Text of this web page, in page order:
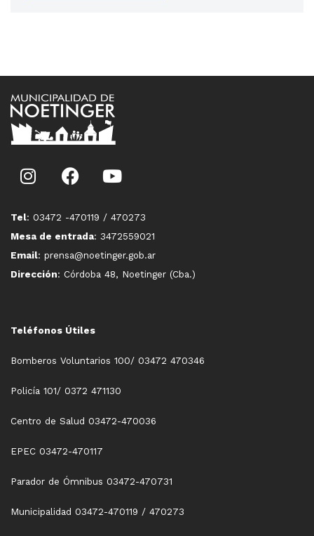
Tel: 03472 -470119 / 470273
Mesa de entrada: 3472559021
Email: prensa@noetinger.gob.ar
Dirección: Córdoba 48, Noetinger (Cba.)
Teléfonos Útiles
Bomberos Voluntarios 100/ 03472 470346
Policía 101/ 0372 471130
Centro de Salud 03472-470036
EPEC 03472-470117
Parador de Ómnibus 03472-470731
Municipalidad 03472-470119 / 470273